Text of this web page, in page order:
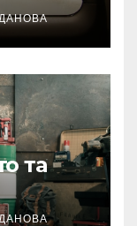
та